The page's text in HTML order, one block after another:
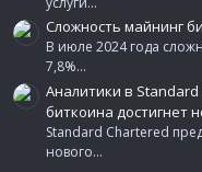
Сложность майнинг
В июле 2024 года
7,8%...
Аналитики в
биткоина достигнет
Standard Chartered
нового...